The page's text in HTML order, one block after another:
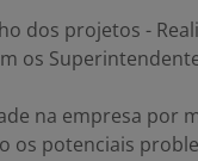
dos projetos -
os
na empresa por
os potenciais